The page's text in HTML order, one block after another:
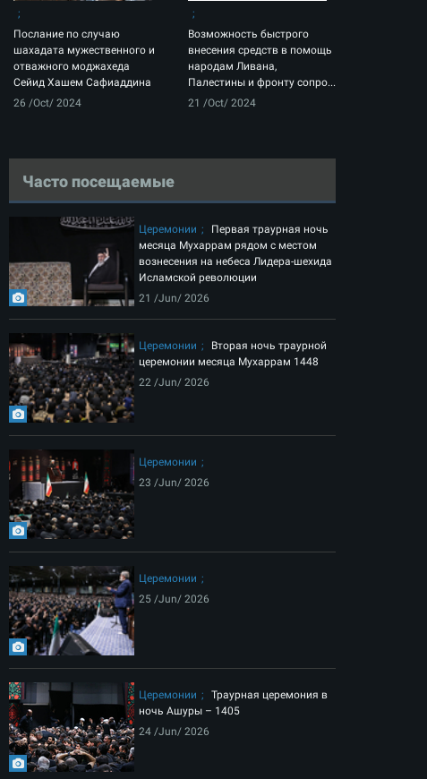
Послание по случаю
шахадата мужественного и
отважного моджахеда
Сейид Хашем Сафиаддина
26 /Oct/ 2024
Возможность быстрого
внесения средств в помощь
народам Ливана,
Палестины и фронту сопро...
21 /Oct/ 2024
вознесения на небеса Лидера-шехида Исламской революции
Next
Часто посещаемые
Церемонии
Первая траурная ночь
месяца Мухаррам рядом с местом
вознесения на небеса Лидера-шехида
Исламской революции
21 /Jun/ 2026
Церемонии
Вторая ночь траурной
церемонии месяца Мухаррам 1448
22 /Jun/ 2026
Церемонии
23 /Jun/ 2026
Церемонии
25 /Jun/ 2026
Церемонии
Траурная церемония в
ночь Ашуры – 1405
24 /Jun/ 2026